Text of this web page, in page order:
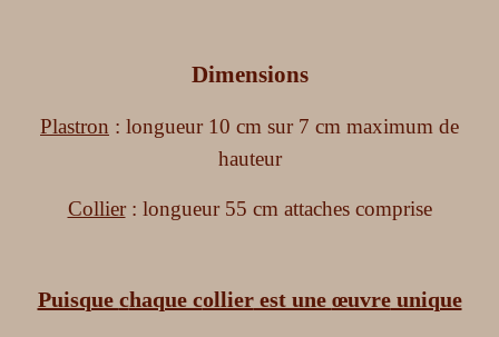
Dimensions
Plastron : longueur 10 cm sur 7 cm maximum de
hauteur
Collier: longueur 55 cm attaches comprise
Puisque chaque collierest une œuvreunique